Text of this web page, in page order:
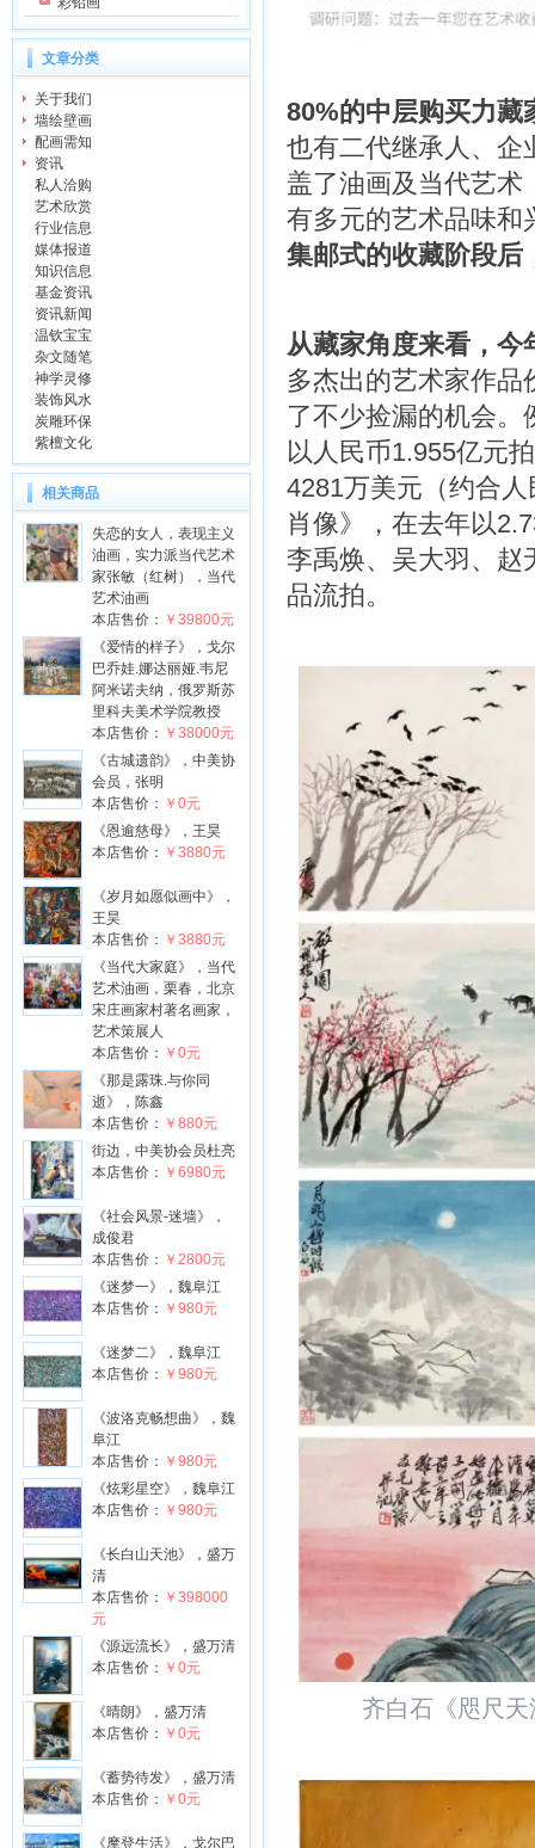
文章分类
关于我们
墙绘壁画
配画需知
资讯
私人洽购
艺术欣赏
行业信息
媒体报道
知识信息
基金资讯
资讯新闻
温钦宝宝
杂文随笔
神学灵修
装饰风水
炭雕环保
紫檀文化
相关商品
失恋的女人，表现主义
油画，实力派当代艺术
家张敏（红树），当代
艺术油画
本店售价： ￥39800元
《爱情的样子》，戈尔
巴乔娃.娜达丽娅.韦尼
阿米诺夫纳，俄罗斯苏
里科夫美术学院教授
本店售价： ￥38000元
《古城遗韵》，中美协
会员，张明
本店售价： ￥0元
《恩逾慈母》，王昊
本店售价： ￥3880元
《岁月如愿似画中》，
王昊
本店售价： ￥3880元
《当代大家庭》，当代
艺术油画，栗春，北京
宋庄画家村著名画家，
艺术策展人
本店售价： ￥0元
《那是露珠.与你同
逝》，陈鑫
本店售价： ￥880元
街边，中美协会员杜亮
本店售价： ￥6980元
《社会风景-迷墙》，
成俊君
本店售价： ￥2800元
《迷梦一》，魏阜江
本店售价： ￥980元
《迷梦二》，魏阜江
本店售价： ￥980元
《波洛克畅想曲》，魏
阜江
本店售价： ￥980元
《炫彩星空》，魏阜江
本店售价： ￥980元
《长白山天池》，盛万
清
本店售价： ￥398000
元
《源远流长》，盛万清
本店售价： ￥0元
《晴朗》，盛万清
本店售价： ￥0元
《蓄势待发》，盛万清
本店售价： ￥0元
《摩登生活》，戈尔巴
80%的中层购买力藏
也有二代继承人、企
盖了油画及当代艺术
有多元的艺术品味和
集邮式的收藏阶段后
从藏家角度来看，
多杰出的艺术家作
了不少捡漏的机会
以人民币1.955亿元
4281万美元（约合
肖像》，在去年以
李禹焕、吴大羽、赵
品流拍。
齐白石《咫尺